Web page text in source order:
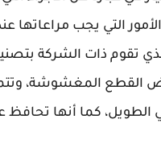
التي يجب مراعاتها
تقوم ذات الشركة
القطع المغشوشة،
الطويل، كما أنها تحافظ